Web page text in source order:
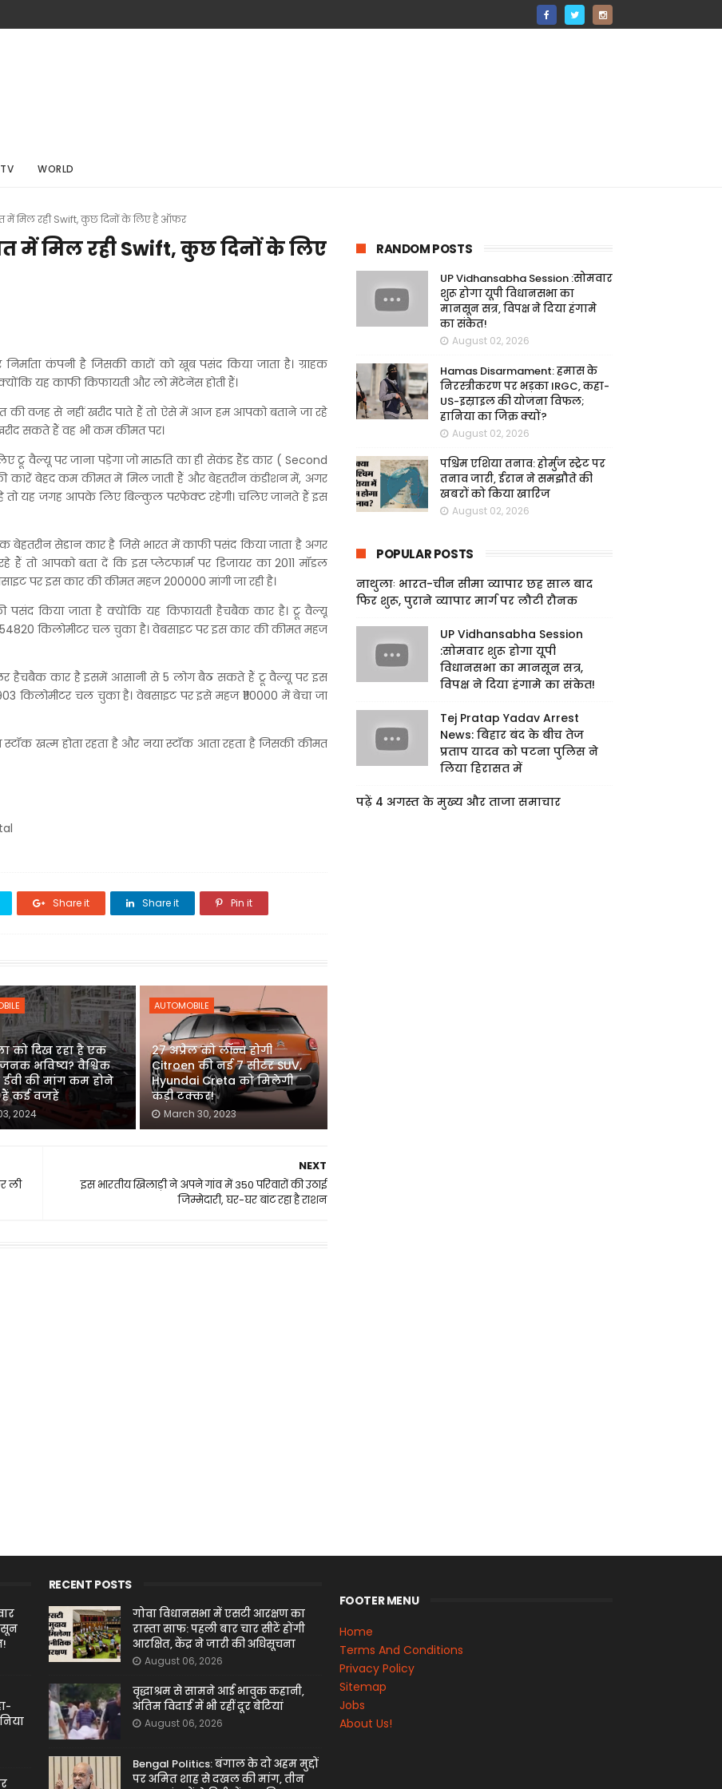
TV WORLD
में मिल रही Swift, कुछ दिनों के लिए है ऑफर
में मिल रही Swift, कुछ दिनों के लिए
कंपनी है जिसकी कारों को खूब पसंद किया जाता है। ग्राहक
यह काफी किफायती और लो मेंटेनेंस होती हैं।
की वजह से नहीं खरीद पाते हैं तो ऐसे में आज हम आपको बताने जा रहे
सकते हैं वह भी कम कीमत पर।
वैल्यू पर जाना पड़ेगा जो मारुति का ही सेकंड हैंड कार ( Second
कारें बेहद कम कीमत में मिल जाती हैं और बेहतरीन कंडीशन में, अगर
तो यह जगह आपके लिए बिल्कुल परफेक्ट रहेगी। चलिए जानते हैं इस
बेहतरीन सेडान कार है जिसे भारत में काफी पसंद किया जाता है अगर
तो आपको बता दें कि इस प्लेटफार्म पर डिजायर का 2011 मॉडल
पर इस कार की कीमत महज 200000 मांगी जा रही है।
किया जाता है क्योंकि यह किफायती हैचबैक कार है। ट्रू वैल्यू
किलोमीटर चल चुका है। वेबसाइट पर इस कार की कीमत महज
हैचबैक कार है इसमें आसानी से 5 लोग बैठ सकते हैं ट्रू वैल्यू पर इस
चल चुका है। वेबसाइट पर इसे महज ₹110000 में बेचा जा
खत्म होता रहता है और नया स्टॉक आता रहता है जिसकी कीमत
Share it Share it Pin it
को दिख रहा है एक
भविष्य? वैश्विक
ईवी की मांग कम होने
कई वजहें
2024
AUTOMOBILE
27 अप्रैल को लॉन्च होगी
Citroen की नई 7 सीटर SUV,
Hyundai Creta को मिलेगी
कड़ी टक्कर!
March 30, 2023
NEXT
इस भारतीय खिलाड़ी ने अपने गांव में 350 परिवारों की उठाई
जिम्मेदारी, घर-घर बांट रहा है राशन
ली
RANDOM POSTS
UP Vidhansabha Session :सोमवार
शुरू होगा यूपी विधानसभा का
मानसून सत्र, विपक्ष ने दिया हंगामे
का संकेत!
August 02, 2026
Hamas Disarmament: हमास के
निरस्त्रीकरण पर भड़का IRGC, कहा-
US-इस्राइल की योजना विफल;
हानिया का जिक्र क्यों?
August 02, 2026
पश्चिम एशिया तनाव: होर्मुज स्ट्रेट पर
तनाव जारी, ईरान ने समझौते की
खबरों को किया खारिज
August 02, 2026
POPULAR POSTS
नाथुलाः भारत-चीन सीमा व्यापार छह साल बाद
फिर शुरू, पुराने व्यापार मार्ग पर लौटी रौनक
UP Vidhansabha Session
:सोमवार शुरू होगा यूपी
विधानसभा का मानसून सत्र,
विपक्ष ने दिया हंगामे का संकेत!
Tej Pratap Yadav Arrest
News: बिहार बंद के बीच तेज
प्रताप यादव को पटना पुलिस ने
लिया हिरासत में
पढ़ें 4 अगस्त के मुख्य और ताजा समाचार
RECENT POSTS
गोवा विधानसभा में एसटी आरक्षण का
रास्ता साफ: पहली बार चार सीटें होंगी
आरक्षित, केंद्र ने जारी की अधिसूचना
August 06, 2026
वृद्धाश्रम से सामने आई भावुक कहानी,
अंतिम विदाई में भी रहीं दूर बेटियां
August 06, 2026
Bengal Politics: बंगाल के दो अहम मुद्दों
पर अमित शाह से दखल की मांग, तीन
FOOTER MENU
Home
Terms And Conditions
Privacy Policy
Sitemap
Jobs
About Us!